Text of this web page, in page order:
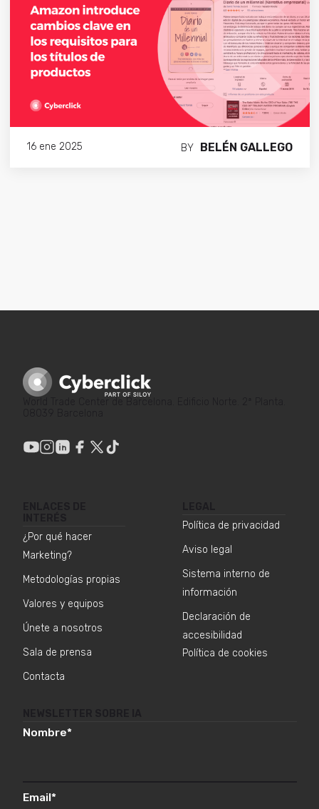
16 ene 2025 BY BELÉN GALLEGO
¿Por qué hacer
Marketing?
Metodologías propias
Valores y equipos
Únete a nosotros
Sala de prensa
Contacta
Política de privacidad
Aviso legal
Sistema interno de
información
Declaración de
accesibilidad
Política de cookies
Nombre*
Email*